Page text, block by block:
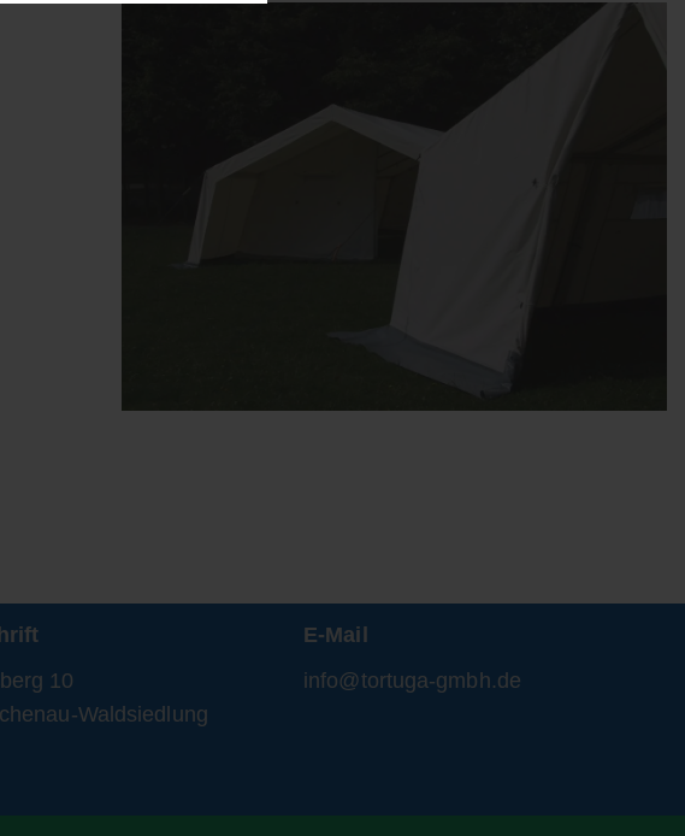
10
Waldsiedlung
E-Mail
info@tortuga-gmbh.de